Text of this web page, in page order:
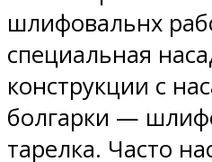
шлифовальнх
специальная
конструкции с
болгарки —
тарелка. Часто